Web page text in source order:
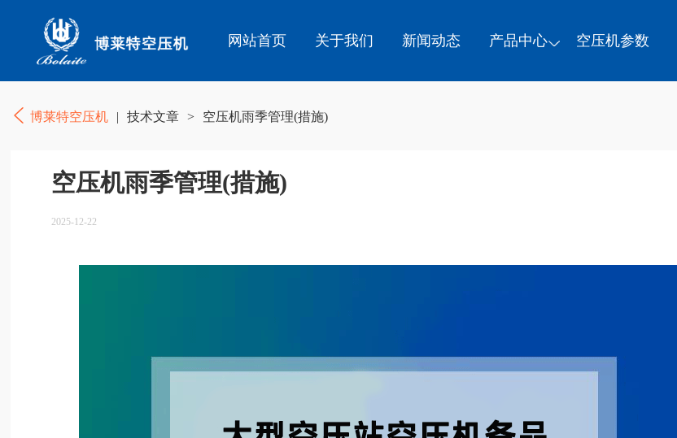
网站首页 关于我们 新闻动态 产品中心 空压机参数
博莱特空压机 | 技术文章 > 空压机雨季管理(措施)
空压机雨季管理(措施)
2025-12-22